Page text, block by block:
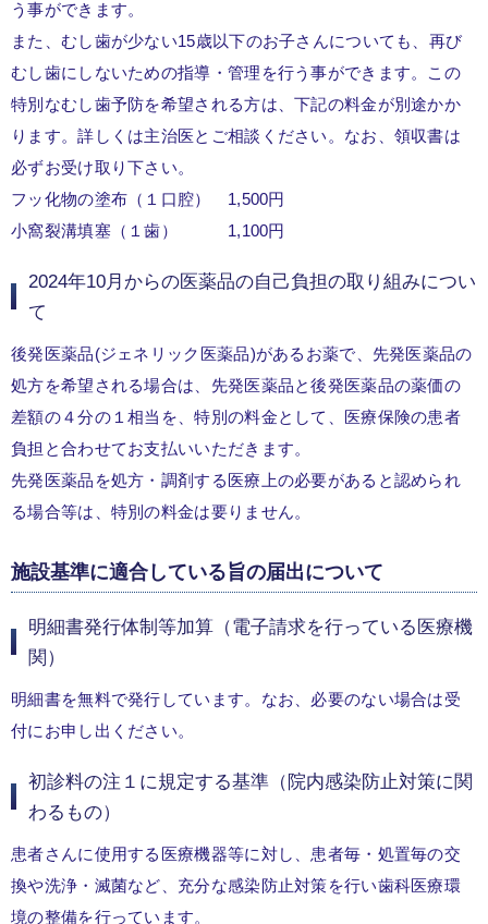
う事ができます。
また、むし歯が少ない15歳以下のお子さんについても、再び
むし歯にしないための指導・管理を行う事ができます。この
特別なむし歯予防を希望される方は、下記の料金が別途かか
ります。詳しくは主治医とご相談ください。なお、領収書は
必ずお受け取り下さい。
フッ化物の塗布（１口腔） 1,500円
小窩裂溝填塞（１歯） 1,100円
2024年10月からの医薬品の自己負担の取り組みについ
て
後発医薬品(ジェネリック医薬品)があるお薬で、先発医薬品の
処方を希望される場合は、先発医薬品と後発医薬品の薬価の
差額の４分の１相当を、特別の料金として、医療保険の患者
負担と合わせてお支払いいただきます。
先発医薬品を処方・調剤する医療上の必要があると認められ
る場合等は、特別の料金は要りません。
施設基準に適合している旨の届出について
明細書発行体制等加算（電子請求を行っている医療機
関）
明細書を無料で発行しています。なお、必要のない場合は受
付にお申し出ください。
初診料の注１に規定する基準（院内感染防止対策に関
わるもの）
患者さんに使用する医療機器等に対し、患者毎・処置毎の交
換や洗浄・滅菌など、充分な感染防止対策を行い歯科医療環
境の整備を行っています。